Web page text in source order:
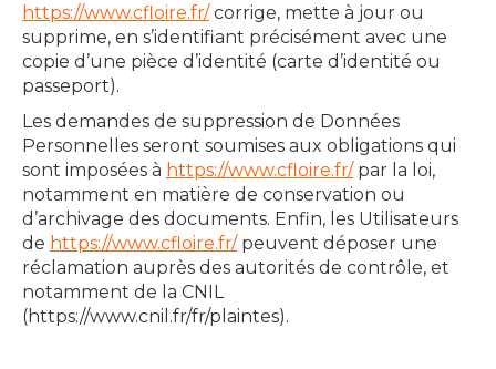
https://www.cfloire.fr/corrige, mette à jour ou
supprime, en s’identifiant précisément avec une
copie d’une pièce d’identité (carte d’identité ou
passeport).
Les demandes de suppression de Données
Personnelles seront soumises aux obligations qui
sont imposées à https://www.cfloire.fr/par la loi,
notamment en matière de conservation ou
d’archivage des documents. Enfin, les Utilisateurs
de https://www.cfloire.fr/peuvent déposer une
réclamation auprès des autorités de contrôle, et
notamment de la CNIL
(https://www.cnil.fr/fr/plaintes).